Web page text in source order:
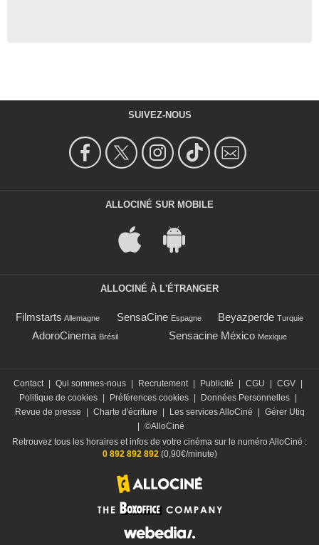
SUIVEZ-NOUS
ALLOCINÉ SUR MOBILE
ALLOCINÉ À L'ÉTRANGER
Filmstarts Allemagne SensaCine Espagne Beyazperde Turquie
AdoroCinema Brésil Sensacine México Mexique
Contact Qui sommes-nous Recrutement Publicité CGU CGV
Politique de cookies
Préférences cookies Données Personnelles
Revue de presse
Charte d'écriture Les services AlloCiné
Gérer Utiq
©AlloCiné
Retrouvez tous les horaires et infos de votre cinéma sur le numéro AlloCiné :
0 892 892 892(0,90€/minute)